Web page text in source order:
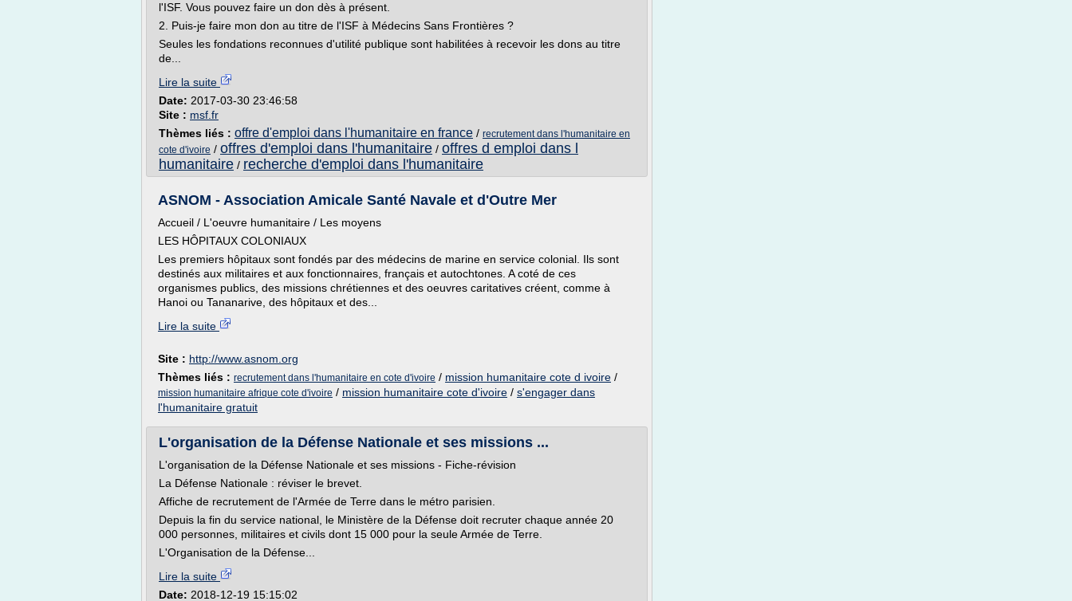
l'ISF. Vous pouvez faire un don dès à présent.
2. Puis-je faire mon don au titre de l'ISF à Médecins Sans Frontières ?
Seules les fondations reconnues d'utilité publique sont habilitées à recevoir les dons au titre
de...
Lire la suite
Date: 2017-03-30 23:46:58
Site : msf.fr
Thèmes liés : offre d'emploi dans l'humanitaire en france / recrutement dans l'humanitaire en
cote d'ivoire / offres d'emploi dans l'humanitaire / offres d emploi dans l
humanitaire / recherche d'emploi dans l'humanitaire
ASNOM - Association Amicale Santé Navale et d'Outre Mer
Accueil / L'oeuvre humanitaire / Les moyens
LES HÔPITAUX COLONIAUX
Les premiers hôpitaux sont fondés par des médecins de marine en service colonial. Ils sont
destinés aux militaires et aux fonctionnaires, français et autochtones. A coté de ces
organismes publics, des missions chrétiennes et des oeuvres caritatives créent, comme à
Hanoi ou Tananarive, des hôpitaux et des...
Lire la suite
Site : http://www.asnom.org
Thèmes liés : recrutement dans l'humanitaire en cote d'ivoire / mission humanitaire cote d ivoire /
mission humanitaire afrique cote d'ivoire / mission humanitaire cote d'ivoire / s'engager dans
l'humanitaire gratuit
L'organisation de la Défense Nationale et ses missions ...
L'organisation de la Défense Nationale et ses missions - Fiche-révision
La Défense Nationale : réviser le brevet.
Affiche de recrutement de l'Armée de Terre dans le métro parisien.
Depuis la fin du service national, le Ministère de la Défense doit recruter chaque année 20
000 personnes, militaires et civils dont 15 000 pour la seule Armée de Terre.
L'Organisation de la Défense...
Lire la suite
Date: 2018-12-19 15:15:02